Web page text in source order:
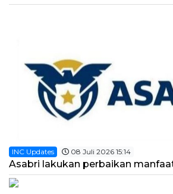
INC Updates 08 Juli 2026 15:14
Asabri lakukan perbaikan